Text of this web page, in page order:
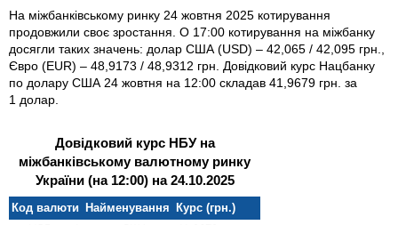
На міжбанківському ринку 24 жовтня 2025 котирування
продовжили своє зростання. О 17:00 котирування на міжбанку
досягли таких значень: долар США (USD) – 42,065 / 42,095 грн.,
Євро (EUR) – 48,9173 / 48,9312 грн. Довідковий курс Нацбанку
по долару США 24 жовтня на 12:00 складав 41,9679 грн. за
1 долар.
Довідковий курс НБУ на
міжбанківському валютному ринку
України (на 12:00) на 24.10.2025
Код валюти Найменування
Курс (грн.)